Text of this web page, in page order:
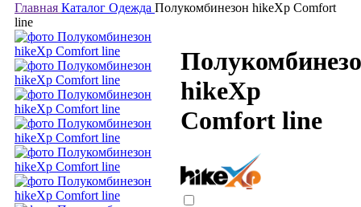
Главная Каталог Одежда Полукомбинезон hikeXp Comfort
line
hikeXp
Comfort line